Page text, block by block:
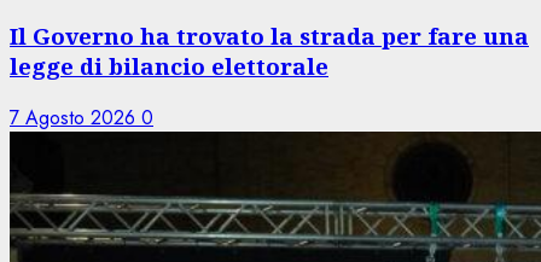
Il Governo ha trovato la strada per fare una
legge di bilancio elettorale
7 Agosto 2026 0